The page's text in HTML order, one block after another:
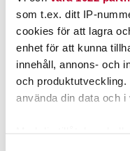
som t.ex. ditt IP-
cookies för att lagra
enhet för att kunna
innehåll, annons- och
och
använda din data och i